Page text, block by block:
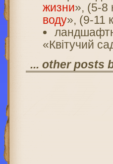
жизни», (5-8
воду», (9-11
«Квітучий
... other posts